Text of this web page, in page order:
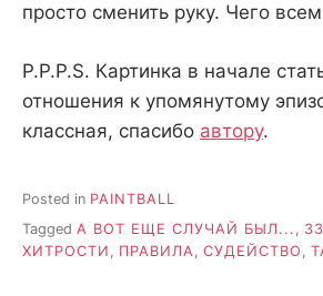
просто сменить руку. Чего
P.P.P.S. Картинка в начале
отношения к упомянутому
классная, спасибо автору.
Posted in PAINTBALL
Tagged А ВОТ ЕЩЕ СЛУЧАЙ БЫЛ... ЗЗ
ХИТРОСТИ
ПРАВИЛА СУДЕЙСТВО